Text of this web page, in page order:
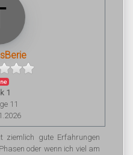
1
11
gute Erfahrungen
oder wenn ich viel am